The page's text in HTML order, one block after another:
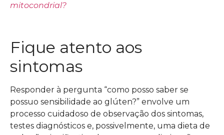
mitocondrial?
Fique atento aos
sintomas
Responder à pergunta “como posso saber se
possuo sensibilidade ao glúten?” envolve um
processo cuidadoso de observação dos sintomas,
testes diagnósticos e, possivelmente, uma dieta de